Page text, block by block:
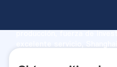
producción, fuerza de
aporta valores a todos los